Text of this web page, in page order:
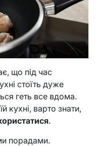
що під час
стоїть дуже
геть все вдома.
кухні, варто знати,
.
порадами.